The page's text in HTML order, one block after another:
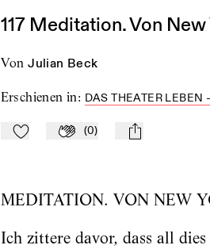
117 Meditation. Von
von Julian Beck
Erschienen in: DAS THEATER LEBEN
Zu Mein-TdZ hinzufügen
Applaudieren
(0) mail
MEDITATION. VON NEW
Ich zittere davor, dass all